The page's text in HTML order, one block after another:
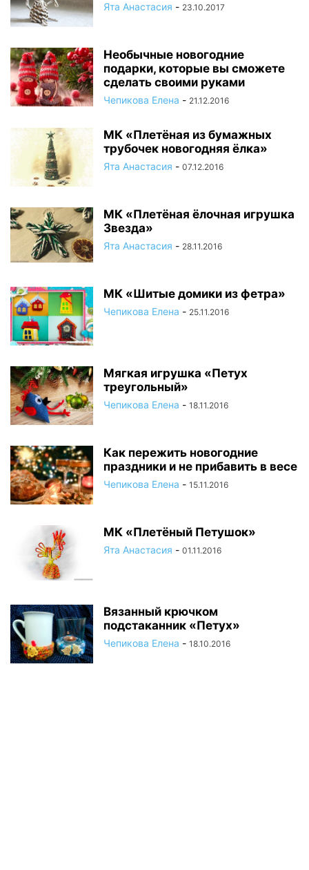
Ята Анастасия - 23.10.2017
Необычные новогодние
подарки, которые вы сможете
сделать своими руками
Чепикова Елена - 21.12.2016
МК «Плетёная из бумажных
трубочек новогодняя ёлка»
Ята Анастасия - 07.12.2016
МК «Плетёная ёлочная игрушка
Звезда»
Ята Анастасия - 28.11.2016
МК «Шитые домики из фетра»
Чепикова Елена - 25.11.2016
Мягкая игрушка «Петух
треугольный»
Чепикова Елена - 18.11.2016
Как пережить новогодние
праздники и не прибавить в весе
Чепикова Елена - 15.11.2016
МК «Плетёный Петушок»
Ята Анастасия - 01.11.2016
Вязанный крючком
подстаканник «Петух»
Чепикова Елена - 18.10.2016